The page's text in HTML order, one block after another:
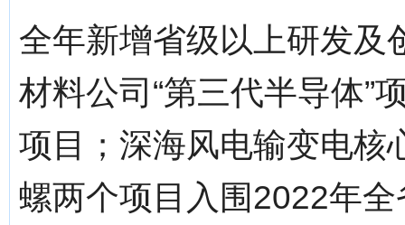
全年新增省级以上研发及
材料公司“第三代半导体”
项目；深海风电输变电核
螺两个项目入围2022年